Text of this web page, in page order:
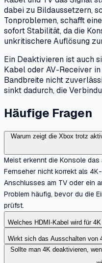
dabei zu Bildaussetzern,
Tonproblemen, schafft
sofort Stabilität, da die
unkritischere Auflösung
Ein Deaktivieren ist auch
Kabel oder AV-Receiver
Bandbreite nicht
sinkt dadurch, die
Häufige Fragen
Warum zeigt die Xbox trotz
Meist erkennt die Konsole
Fernseher nicht korrekt als
Anschlusses am TV oder ein
Problem häufig, bevor du die
prüfst.
Welches HDMI-Kabel wird für
Wirkt sich das Ausschalten von
Sollte man 4K deaktivieren,